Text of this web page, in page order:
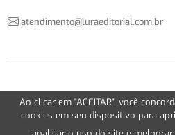
atendimento@luraeditorial.com.br
© Copyright 2012-2026 -
Version
Ao clicar em "ACEITAR", você
cookies em seu dispositivo para